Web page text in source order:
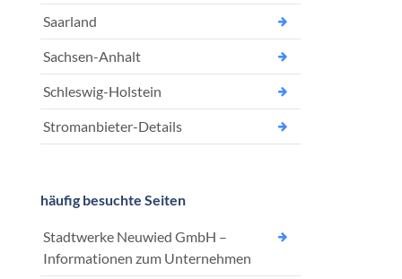
Saarland
Sachsen-Anhalt
Schleswig-Holstein
Stromanbieter-Details
häufig besuchte Seiten
Stadtwerke Neuwied GmbH –
Informationen zum Unternehmen